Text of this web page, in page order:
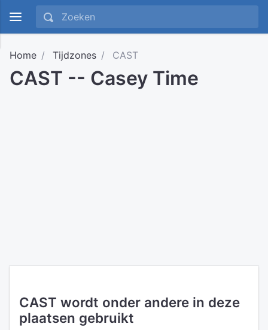
Home Tijdzones CAST
CAST -- Casey Time
CAST wordt onder andere in deze
plaatsen gebruikt